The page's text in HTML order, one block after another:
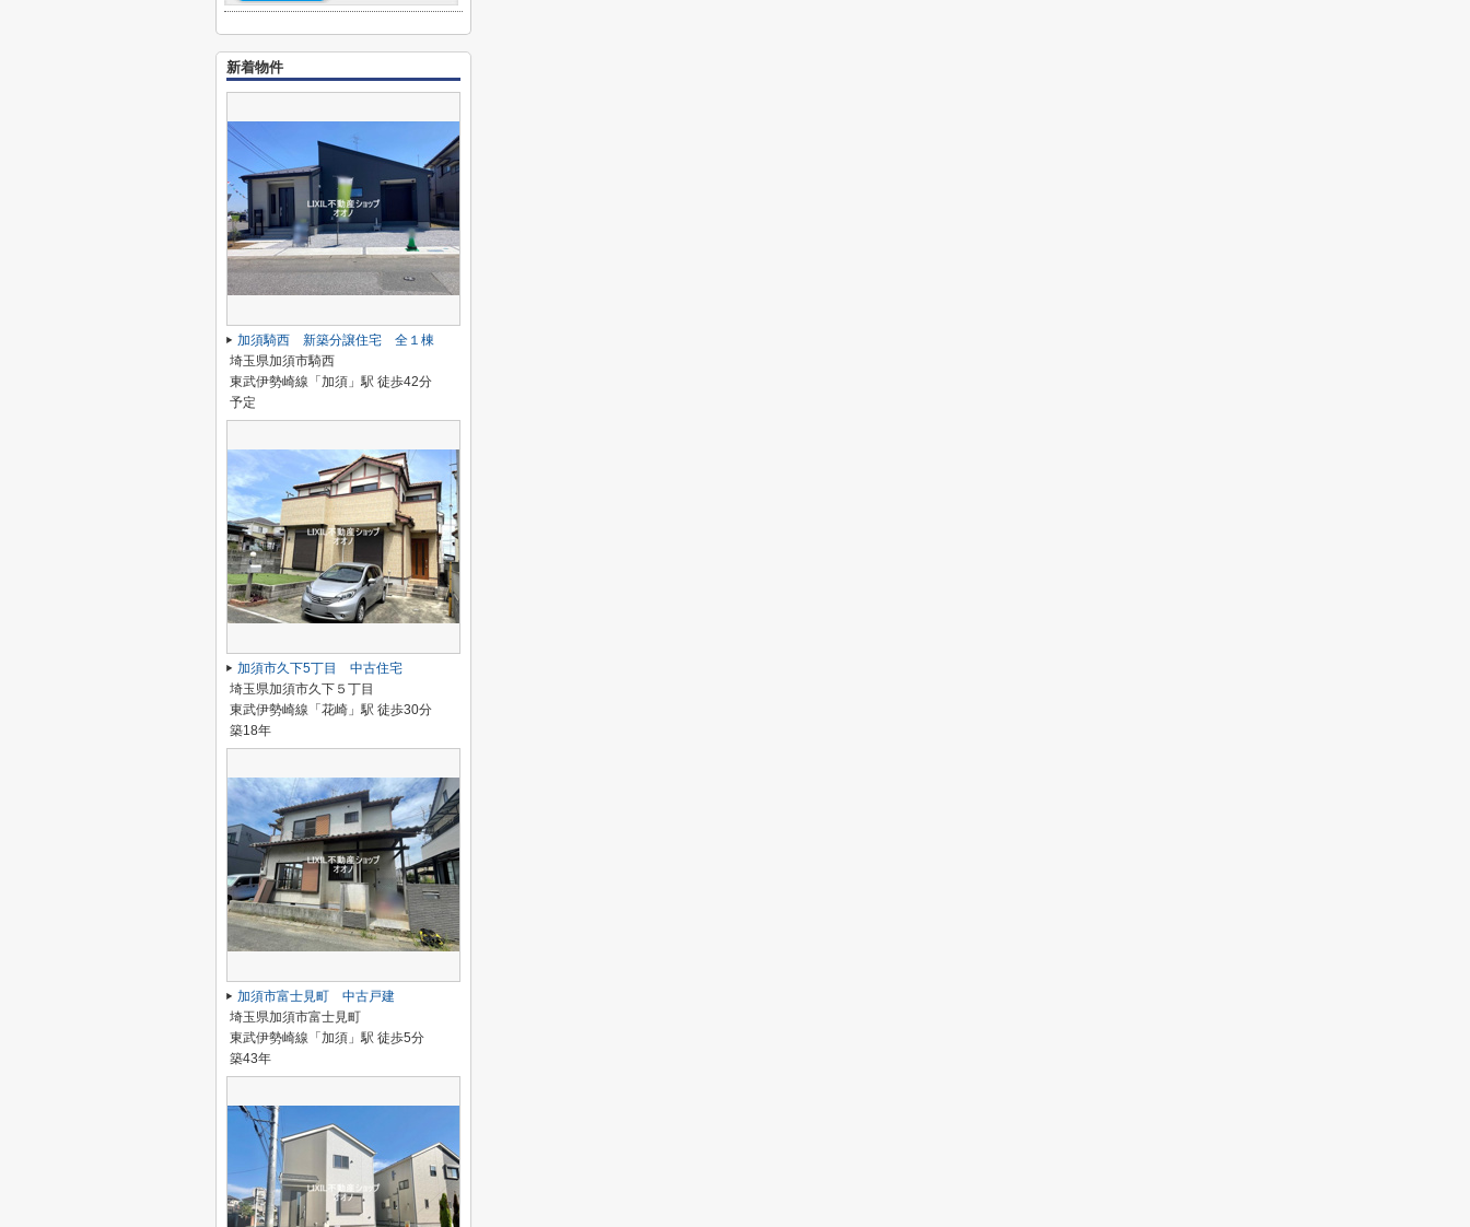
新着物件
加須騎西 新築分譲住宅 全１棟
埼玉県加須市騎西
東武伊勢崎線「加須」駅 徒歩42分
予定
加須市久下5丁目 中古住宅
埼玉県加須市久下５丁目
東武伊勢崎線「花崎」駅 徒歩30分
築18年
加須市富士見町 中古戸建
埼玉県加須市富士見町
東武伊勢崎線「加須」駅 徒歩5分
築43年